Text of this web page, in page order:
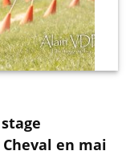
en mai